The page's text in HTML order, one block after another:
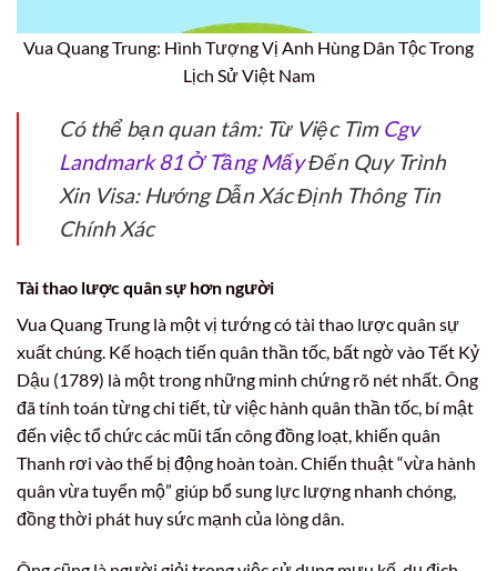
Vua Quang Trung: Hình Tượng Vị Anh Hùng Dân Tộc Trong
Lịch Sử Việt Nam
Có thể bạn quan tâm: Từ Việc Tìm Cgv
Landmark 81 Ở Tầng MấyĐến Quy Trình
Xin Visa: Hướng Dẫn Xác Định Thông Tin
Chính Xác
Tài thao lược quân sự hơn người
Vua Quang Trung là một vị tướng có tài thao lược quân sự
xuất chúng. Kế hoạch tiến quân thần tốc, bất ngờ vào Tết Kỷ
Dậu (1789) là một trong những minh chứng rõ nét nhất. Ông
đã tính toán từng chi tiết, từ việc hành quân thần tốc, bí mật
đến việc tổ chức các mũi tấn công đồng loạt, khiến quân
Thanh rơi vào thế bị động hoàn toàn. Chiến thuật “vừa hành
quân vừa tuyển mộ” giúp bổ sung lực lượng nhanh chóng,
đồng thời phát huy sức mạnh của lòng dân.